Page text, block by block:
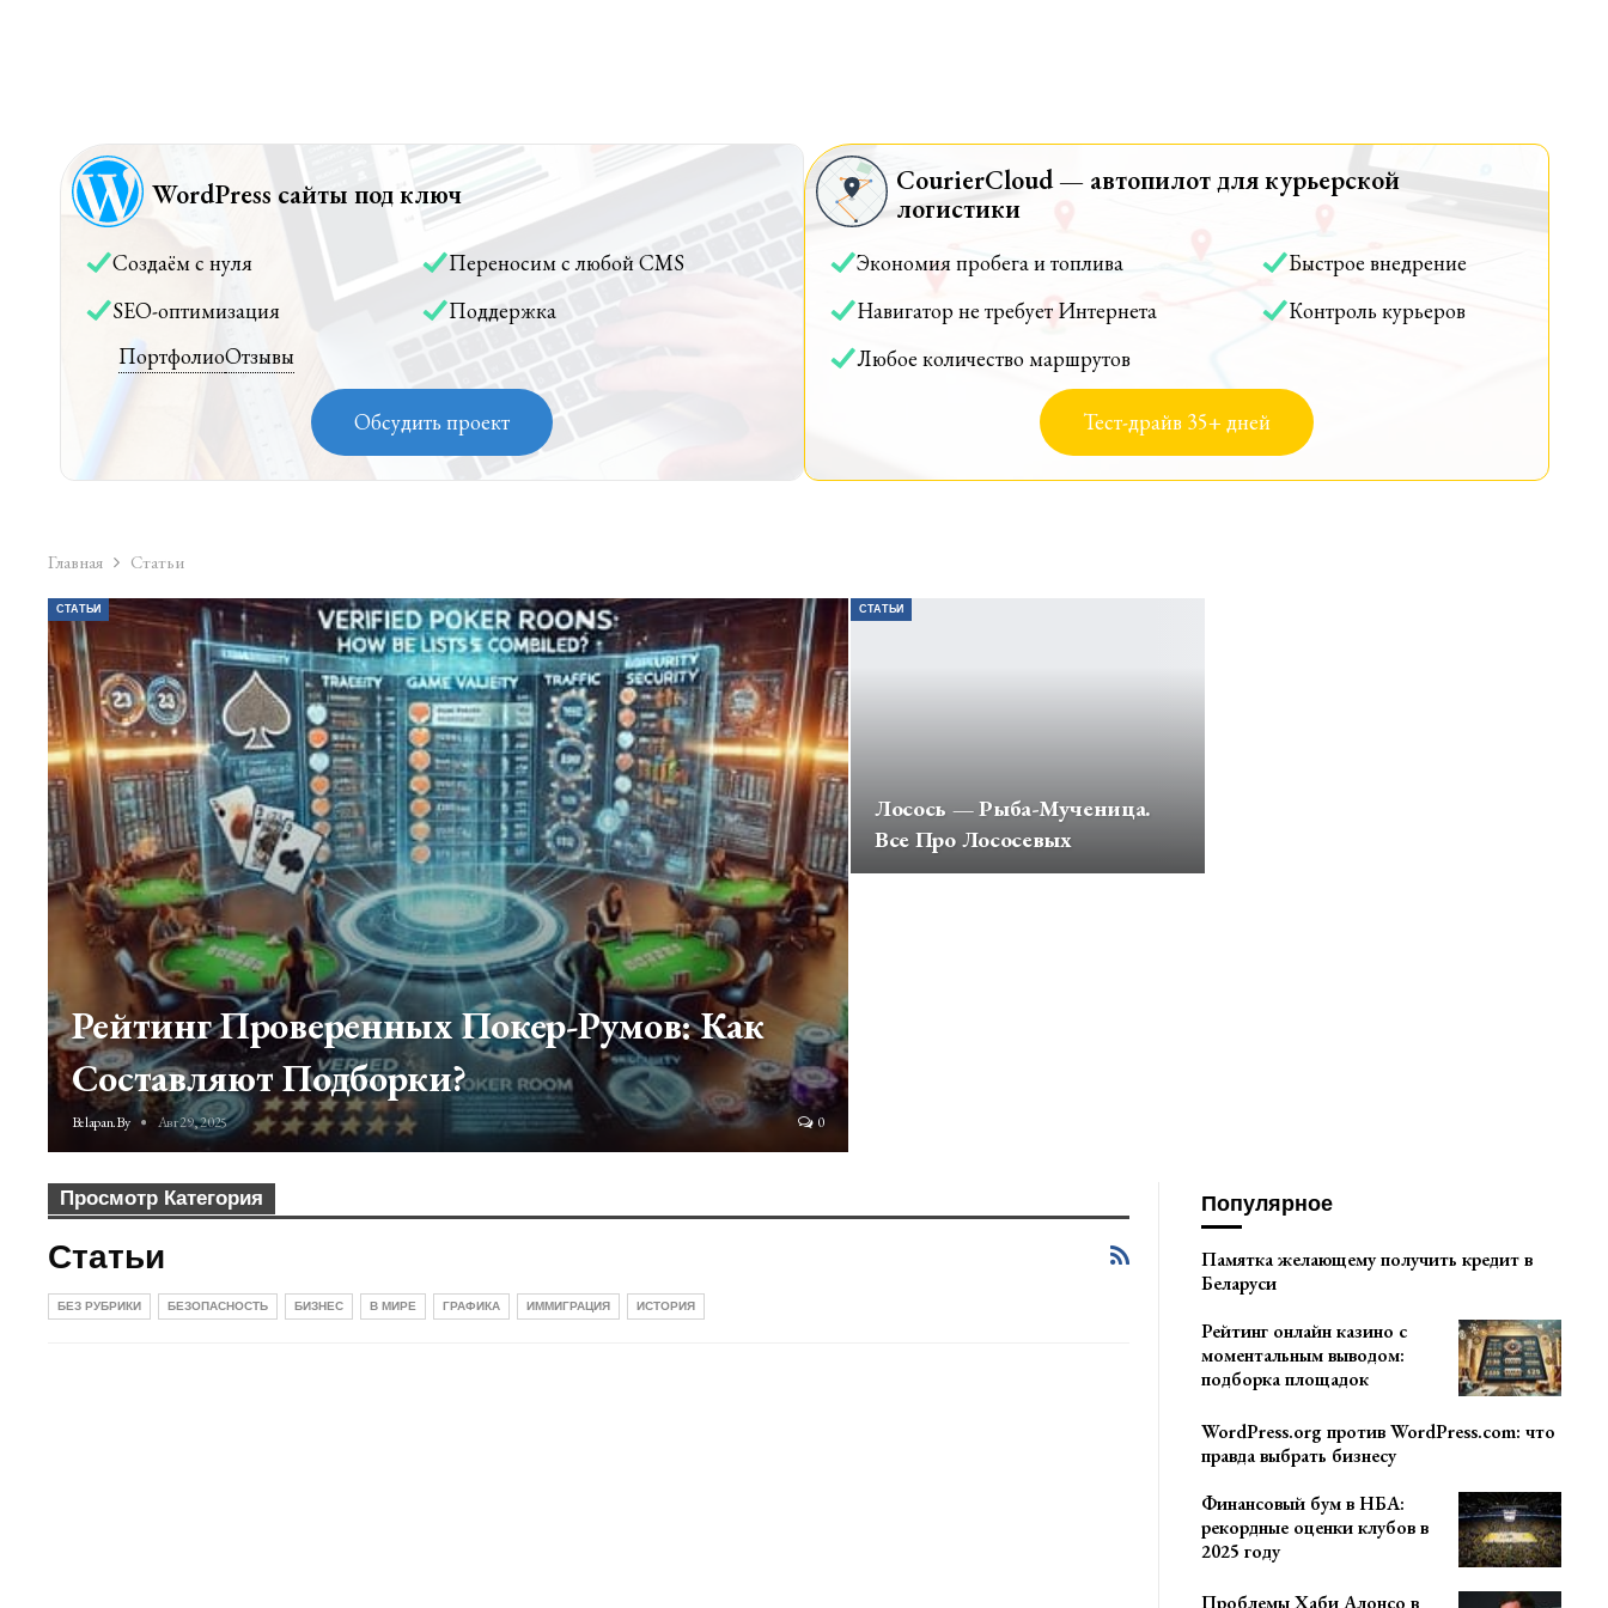
WordPress сайты под ключ
Создаём с нуля
Переносим с любой CMS
SEO-оптимизация
Поддержка
ПортфолиоОтзывы
Обсудить проект
CourierCloud — автопилот для курьерской
логистики
Экономия пробега и топлива
Быстрое внедрение
Навигатор не требует Интернета
Контроль курьеров
Любое количество маршрутов
Тест-драйв 35+ дней
Главная Статьи
СТАТЬИ
Рейтинг Проверенных Покер-Румов: Как
Составляют Подборки?
Belapan.by Авг 29, 2025 0
СТАТЬИ
Лосось — Рыба-Мученица.
Все Про Лососевых
Просмотр Категория
Статьи
БЕЗ РУБРИКИ БЕЗОПАСНОСТЬ БИЗНЕС В МИРЕ ГРАФИКА ИММИГРАЦИЯ ИСТОРИЯ
Популярное
Памятка желающему получить кредит в
Беларуси
Рейтинг онлайн казино с
моментальным выводом:
подборка площадок
WordPress.org против WordPress.com: что
правда выбрать бизнесу
Финансовый бум в НБА:
рекордные оценки клубов в
2025 году